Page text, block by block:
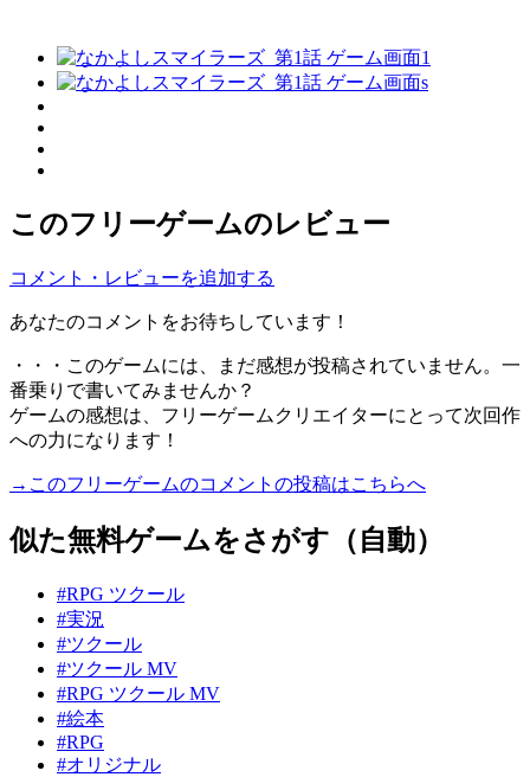
このフリーゲームのレビュー
コメント・レビューを追加する
あなたのコメントをお待ちしています！
・・・このゲームには、まだ感想が投稿されていません。一
番乗りで書いてみませんか？
ゲームの感想は、フリーゲームクリエイターにとって次回作
への力になります！
→このフリーゲームのコメントの投稿はこちらへ
似た無料ゲームをさがす（自動）
#RPG ツクール
#実況
#ツクール
#ツクール MV
#RPG ツクール MV
#絵本
#RPG
#オリジナル